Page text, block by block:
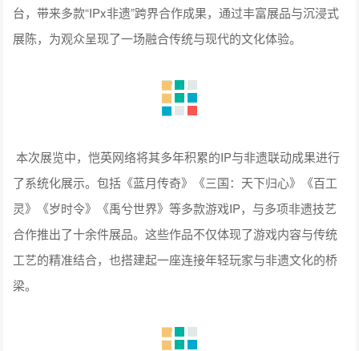
台，带来多款“IPx非遗”跨界合作成果，通过丰富展品与沉浸式
展陈，为观众呈现了一场融合传统与现代的文化体验。
本次展览中，恺英网络将其多年积累的IP与非遗联动成果进行
了系统化展示。包括《蓝月传奇》《三国：天下归心》《百工
灵》《岁时令》《禹兮世界》等多款游戏IP，与多项非遗技艺
合作推出了十余件展品。这些作品不仅体现了游戏内容与传统
工艺的精准结合，也搭建起一座连接年轻玩家与非遗文化的桥
梁。